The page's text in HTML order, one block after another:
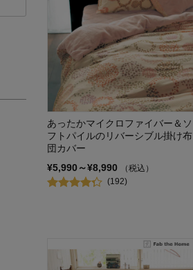
あったかマイクロファイバー＆ソ
フトパイルのリバーシブル掛け布
団カバー
¥5,990～¥8,990
（税込）
(192)